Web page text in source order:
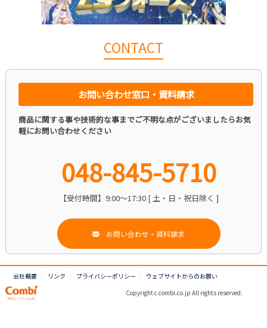
CONTACT
お問い合わせ窓口・資料請求
商品に関する事や技術的な事までご不明な点がございましたらお気
軽にお問い合わせください
048-845-5710
【受付時間】9:00～17:30 [ 土・日・祝日除く ]
お問い合わせ・資料請求
会社概要 リンク プライバシーポリシー
ウェブサイトからのお願い
Copyright c combi.co.jp All rights reserved.